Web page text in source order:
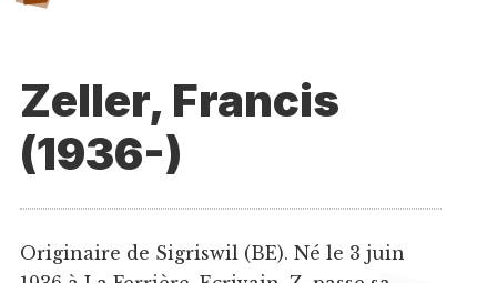
Zeller, Francis
(1936-)
Originaire de Sigriswil (BE). Né le 3 juin